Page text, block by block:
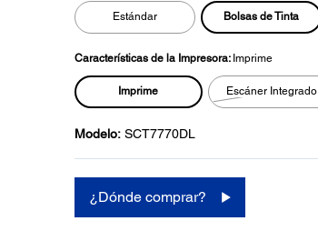
misma
página.
Estándar Bolsas de Tinta
Características de la Impresora: Imprime
Imprime Escáner Integrado
Modelo: SCT7770DL
¿Dónde comprar?